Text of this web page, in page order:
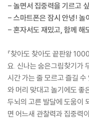
- 놀면서 집중력을 기르고
- 스마트폰은 잠시 안녕! 놀
- 혼자서도 재밌고, 함께 해
『찾아도 찾아도 끝판왕
요. 신나는 숨은그림찾기가
시간 가는 줄 모르고 즐길
와 머리 맞대고 놀기에도 좋
두뇌의 고른 발달에 도움이
면 어느새 관찰력과 집중력